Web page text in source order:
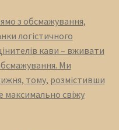
з обсмажування,
логістичного
кави – вживати
Ми
тому, розмістивши
максимально свіжу